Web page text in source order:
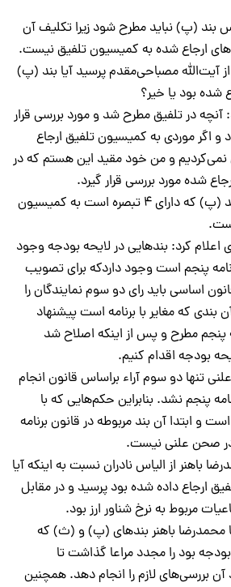
بند (پ) نباید مطرح شود زیرا تکلیف آن
ارجاع شده به کمیسیون تلفیق نیست.
آیت‌الله مصباحی‌مقدم پرسید آیا بند (پ)
شده بود یا خیر؟
در تلفیق مطرح شد و مورد بررسی قرار
و اگر موردی به کمیسیون تلفیق ارجاع
نمی‌کردیم و من خود مقید این هستم که در
شده مورد بررسی قرار گیرد.
وی ادامه داد: بنابراین بند (پ) که دارای 4 تبصره است به کمیسیون
اعلام کرد: بندهایی در لایحه بودجه وجود
پنجم است وجود داردکه برای تصویب
اساسی باید رای دو سوم نمایندگان را
که مغایر با برنامه است پیشنهاد
پنجم مطرح و پس از اینکه اصلاح شد
بودجه اقدام کنیم.
تنها دو سوم آراء براساس قانون انجام
پنجم نشد. بنابراین حکم‌هایی که با
و ابتدا آن بند مربوطه در قانون برنامه
صحن علنی نیست.
باهنر از الیاس نادران نسبت به اینکه آیا
ارجاع داده شده بود پرسید و در مقابل
مربوط به نرخ شناور ارز بود.
محمدرضا باهنر بندهای (پ) و (ث) که
2-3 لایحه بودجه بود را مجدد مراعا گذاشت تا
بررسی‌های لازم را انجام دهد. همچنین